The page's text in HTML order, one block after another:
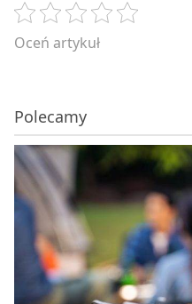
Oceń artykuł
Polecamy